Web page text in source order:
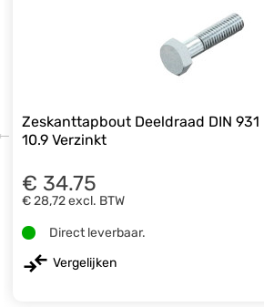
Zeskanttapbout Deeldraad DIN
10.9 Verzinkt
€ 34.75
€ 28,72excl. BTW
Direct leverbaar.
Vergelijken